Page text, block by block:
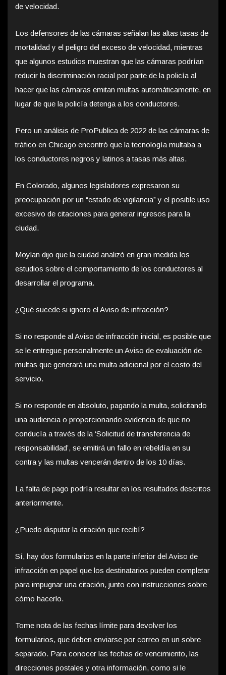
de velocidad.
Los defensores de las cámaras señalan las altas tasas de
mortalidad y el peligro del exceso de velocidad, mientras
que algunos estudios muestran que las cámaras podrían
reducir la discriminación racial por parte de la policía al
hacer que las cámaras emitan multas automáticamente, en
lugar de que la policía detenga a los conductores.
Pero un análisis de ProPublica de 2022 de las cámaras de
tráfico en Chicago encontró que la tecnología multaba a
los conductores negros y latinos a tasas más altas.
En Colorado, algunos legisladores expresaron su
preocupación por un “estado de vigilancia” y el posible uso
excesivo de citaciones para generar ingresos para la
ciudad.
Moylan dijo que la ciudad analizó en gran medida los
estudios sobre el comportamiento de los conductores al
desarrollar el programa.
¿Qué sucede si ignoro el Aviso de infracción?
Si no responde al Aviso de infracción inicial, es posible que
se le entregue personalmente un Aviso de evaluación de
multas que generará una multa adicional por el costo del
servicio.
Si no responde en absoluto, pagando la multa, solicitando
una audiencia o proporcionando evidencia de que no
conducía a través de la ‘Solicitud de transferencia de
responsabilidad’, se emitirá un fallo en rebeldía en su
contra y las multas vencerán dentro de los 10 días.
La falta de pago podría resultar en los resultados descritos
anteriormente.
¿Puedo disputar la citación que recibí?
Sí, hay dos formularios en la parte inferior del Aviso de
infracción en papel que los destinatarios pueden completar
para impugnar una citación, junto con instrucciones sobre
cómo hacerlo.
Tome nota de las fechas límite para devolver los
formularios, que deben enviarse por correo en un sobre
separado. Para conocer las fechas de vencimiento, las
direcciones postales y otra información, como si le